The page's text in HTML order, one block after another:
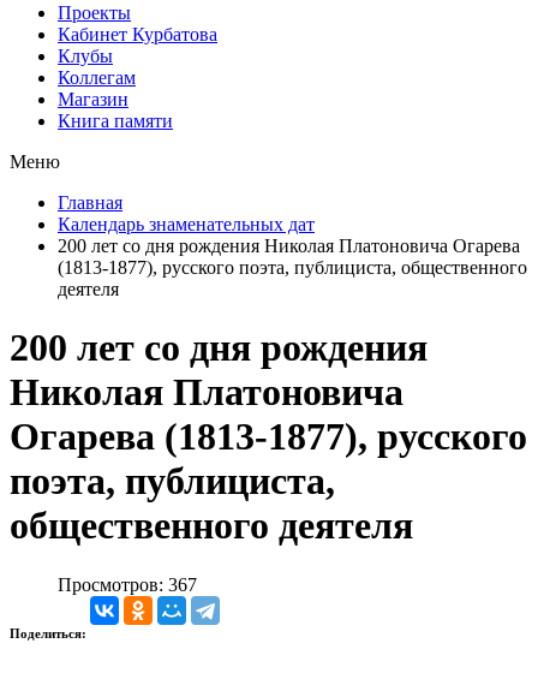
Проекты
Кабинет Курбатова
Клубы
Коллегам
Магазин
Книга памяти
Меню
Главная
Календарь знаменательных дат
200 лет со дня рождения Николая Платоновича Огарева
(1813-1877), русского поэта, публициста, общественного
деятеля
200 лет со дня рождения
Николая Платоновича
Огарева (1813-1877), русского
поэта, публициста,
общественного деятеля
Просмотров: 367
Поделиться: